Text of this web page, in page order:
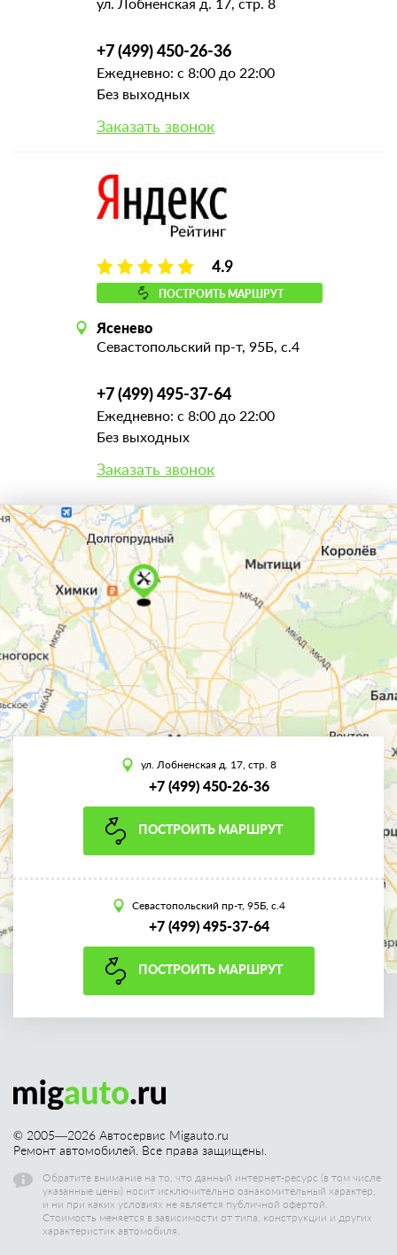
+7 (499) 450-26-36
Ежедневно: с 8:00 до 22:00
Без выходных
Заказать звонок
4.9
ПОСТРОИТЬ МАРШРУТ
Ясенево
Севастопольский пр-т, 95Б, с.4
+7 (499) 495-37-64
Ежедневно: с 8:00 до 22:00
Без выходных
Заказать звонок
ул. Лобненская д. 17, стр. 8
+7 (499) 450-26-36
ПОСТРОИТЬ МАРШРУТ
Севастопольский пр-т, 95Б, с.4
+7 (499) 495-37-64
ПОСТРОИТЬ МАРШРУТ
© 2005—2026 Автосервис Migauto.ru
Ремонт автомобилей. Все права защищены.
Обратите внимание на то, что данный интернет-ресурс (в том числе
указанные цены) носит исключительно ознакомительный характер,
и ни при каких условиях не является публичной офертой.
Стоимость меняется в зависимости от типа, конструкции и других
характеристик автомобиля.